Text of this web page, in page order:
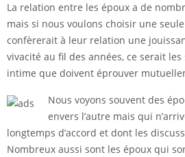
La relation entre les époux a de
mais si nous voulons choisir une
confèrerait à leur relation une
vivacité au fil des années, ce serait les
intime que doivent éprouver
Nous voyons souvent des
envers l’autre mais qui
longtemps d’accord et dont les
Nombreux aussi sont les époux qui